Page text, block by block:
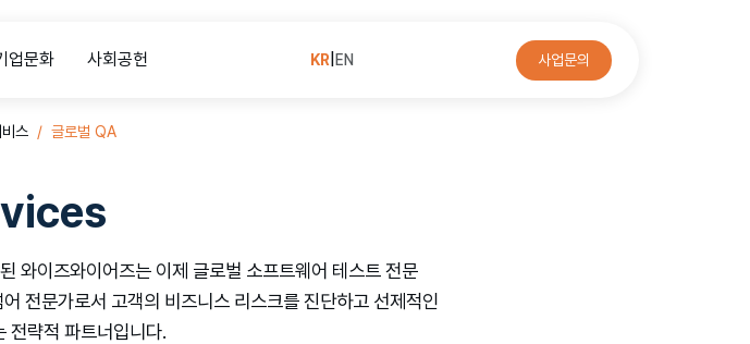
업문화 사회공헌 KR EN 사업문의
스 글로벌 QA
와이즈와이어즈는 이제 글로벌 소프트웨어 테스트 전문
전문가로서 고객의 비즈니스 리스크를 진단하고 선제적인
전략적 파트너입니다.